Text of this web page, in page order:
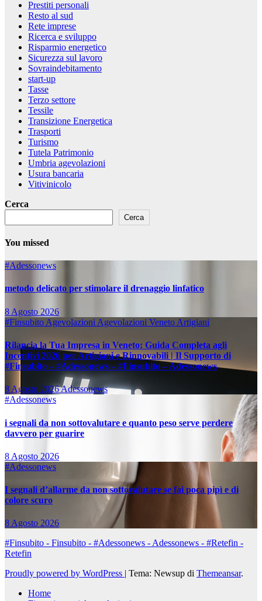
Prestiti personali
Resto al sud
Rete imprese
Ricerca e sviluppo
Risparmio energetico
Sicurezza sul lavoro
Sovraindebitamento
start-up
Tasse
Terzo settore
Tessile
Transizione Energetica
Trasporti
Turismo
Tutela Patrimonio
Umbria agevolazioni
Usura bancaria
Vitivinicolo
Cerca
Cerca
You missed
#Adessonews
metodo delicato per stimolare il drenaggio linfatico
8 Agosto 2026
#Finsubito Agevolazioni Agevolazioni Veneto Artigiani
Rilancia la Tua Impresa in Veneto: Guida Completa agli
Incentivi 2026 per Artigiani e Rinnovabili | Il Supporto di
#Finsubito – #Adessonews – #Finsubito – Adessonews
8 Agosto 2026Adessonews
#Adessonews
i segnali da non sottovalutare e quanto peso serve perdere
davvero per guarire
8 Agosto 2026
#Adessonews
I segnali d’allarme da non sottovalutare se fai poca pipì e di
colore scuro
8 Agosto 2026
#Finsubito - Finsubito - #Adessonews - Adessonews - #Retefin -
Retefin
Proudly powered by WordPress | Tema: Newsup di Themeansar.
Home